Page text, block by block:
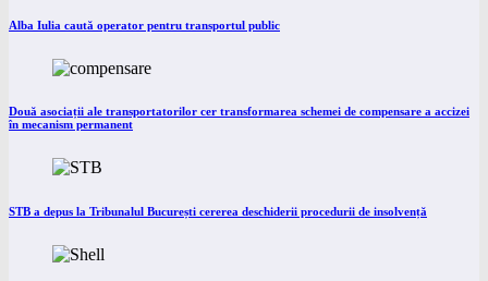
Alba Iulia caută operator pentru transportul public
Două asociații ale transportatorilor cer transformarea schemei de compensare a accizei
în mecanism permanent
STB a depus la Tribunalul București cererea deschiderii procedurii de insolvență